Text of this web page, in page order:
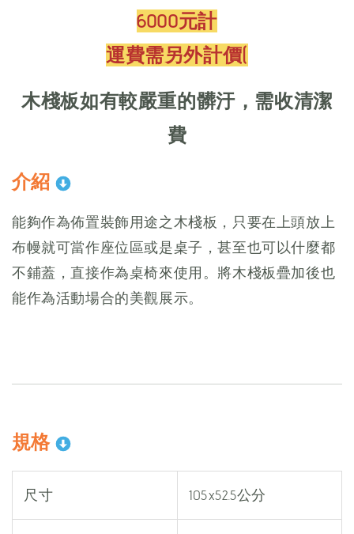
6000元計
運費需另外計價(
木棧板如有較嚴重的髒汙，需收清潔
費
介紹
能夠作為佈置裝飾用途之木棧板，只要在上頭放上
布幔就可當作座位區或是桌子，甚至也可以什麼都
不鋪蓋，直接作為桌椅來使用。將木棧板疊加後也
能作為活動場合的美觀展示。
規格
尺寸 105x52.5公分